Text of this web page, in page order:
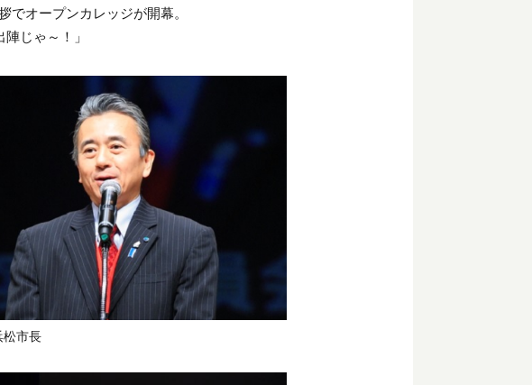
オープンカレッジが開幕。
じゃ～！」
松市長